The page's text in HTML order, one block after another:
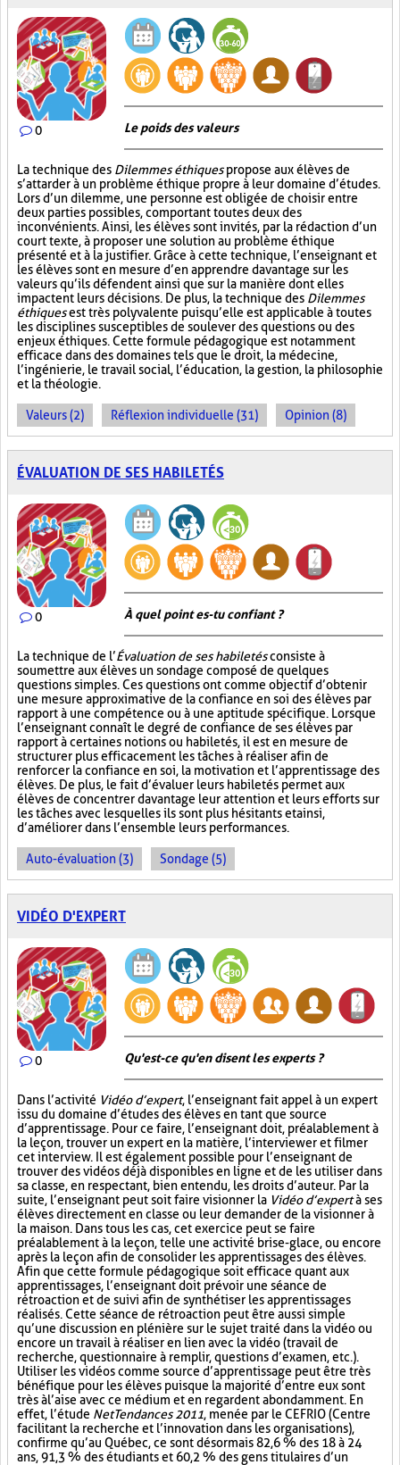
0 Le poids des valeurs
La technique des Dilemmes éthiquespropose aux élèves de
s’attarder à un problème éthique propre à leur domaine d’études.
Lors d’un dilemme, une personne est obligée de choisir entre
deux parties possibles, comportant toutes deux des
inconvénients. Ainsi, les élèves sont invités, par la rédaction d’un
court texte, à proposer une solution au problème éthique
présenté et à la justifier. Grâce à cette technique, l’enseignant et
les élèves sont en mesure d’en apprendre davantage sur les
valeurs qu’ils défendent ainsi que sur la manière dont elles
impactent leurs décisions. De plus, la technique des Dilemmes
éthiquesest très polyvalente puisqu’elle est applicable à toutes
les disciplines susceptibles de soulever des questions ou des
enjeux éthiques. Cette formule pédagogique est notamment
efficace dans des domaines tels que le droit, la médecine,
l’ingénierie, le travail social, l’éducation, la gestion, la philosophie
et la théologie.
Valeurs (2) Réflexion individuelle (31) Opinion (8)
ÉVALUATION DE SES HABILETÉS
0 À quel point es-tu confiant ?
La technique de l’Évaluation de ses habiletésconsiste à
soumettre aux élèves un sondage composé de quelques
questions simples. Ces questions ont comme objectif d’obtenir
une mesure approximative de la confiance en soi des élèves par
rapport à une compétence ou à une aptitude spécifique. Lorsque
l’enseignant connaît le degré de confiance de ses élèves par
rapport à certaines notions ou habiletés, il est en mesure de
structurer plus efficacement les tâches à réaliser afin de
renforcer la confiance en soi, la motivation et l’apprentissage des
élèves. De plus, le fait d’évaluer leurs habiletés permet aux
élèves de concentrer davantage leur attention et leurs efforts sur
les tâches avec lesquelles ils sont plus hésitants et ainsi,
d’améliorer dans l’ensemble leurs performances.
Auto-évaluation (3) Sondage (5)
VIDÉO D'EXPERT
0 Qu'est-ce qu'en disent les experts ?
Dans l’activité Vidéo d’expert, l’enseignant fait appel à un expert
issu du domaine d’études des élèves en tant que source
d’apprentissage. Pour ce faire, l’enseignant doit, préalablement à
la leçon, trouver un expert en la matière, l’interviewer et filmer
cet interview. Il est également possible pour l’enseignant de
trouver des vidéos déjà disponibles en ligne et de les utiliser dans
sa classe, en respectant, bien entendu, les droits d’auteur. Par la
suite, l’enseignant peut soit faire visionner la Vidéo d’expertà ses
élèves directement en classe ou leur demander de la visionner à
la maison. Dans tous les cas, cet exercice peut se faire
préalablement à la leçon, telle une activité brise-glace, ou encore
après la leçon afin de consolider les apprentissages des élèves.
Afin que cette formule pédagogique soit efficace quant aux
apprentissages, l’enseignant doit prévoir une séance de
rétroaction et de suivi afin de synthétiser les apprentissages
réalisés. Cette séance de rétroaction peut être aussi simple
qu’une discussion en plénière sur le sujet traité dans la vidéo ou
encore un travail à réaliser en lien avec la vidéo (travail de
recherche, questionnaire à remplir, questions d’examen, etc.).
Utiliser les vidéos comme source d’apprentissage peut être très
bénéfique pour les élèves puisque la majorité d’entre eux sont
très à l’aise avec ce médium et en regardent abondamment. En
effet, l’étude NetTendances 2011, menée par le CEFRIO (Centre
facilitant la recherche et l’innovation dans les organisations),
confirme qu’au Québec, ce sont désormais 82,6 % des 18 à 24
ans, 91,3 % des étudiants et 60,2 % des gens titulaires d’un